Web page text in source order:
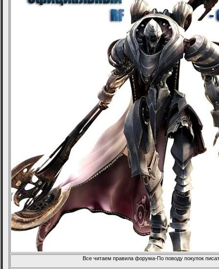
Все читаем правила форума-По поводу покупок